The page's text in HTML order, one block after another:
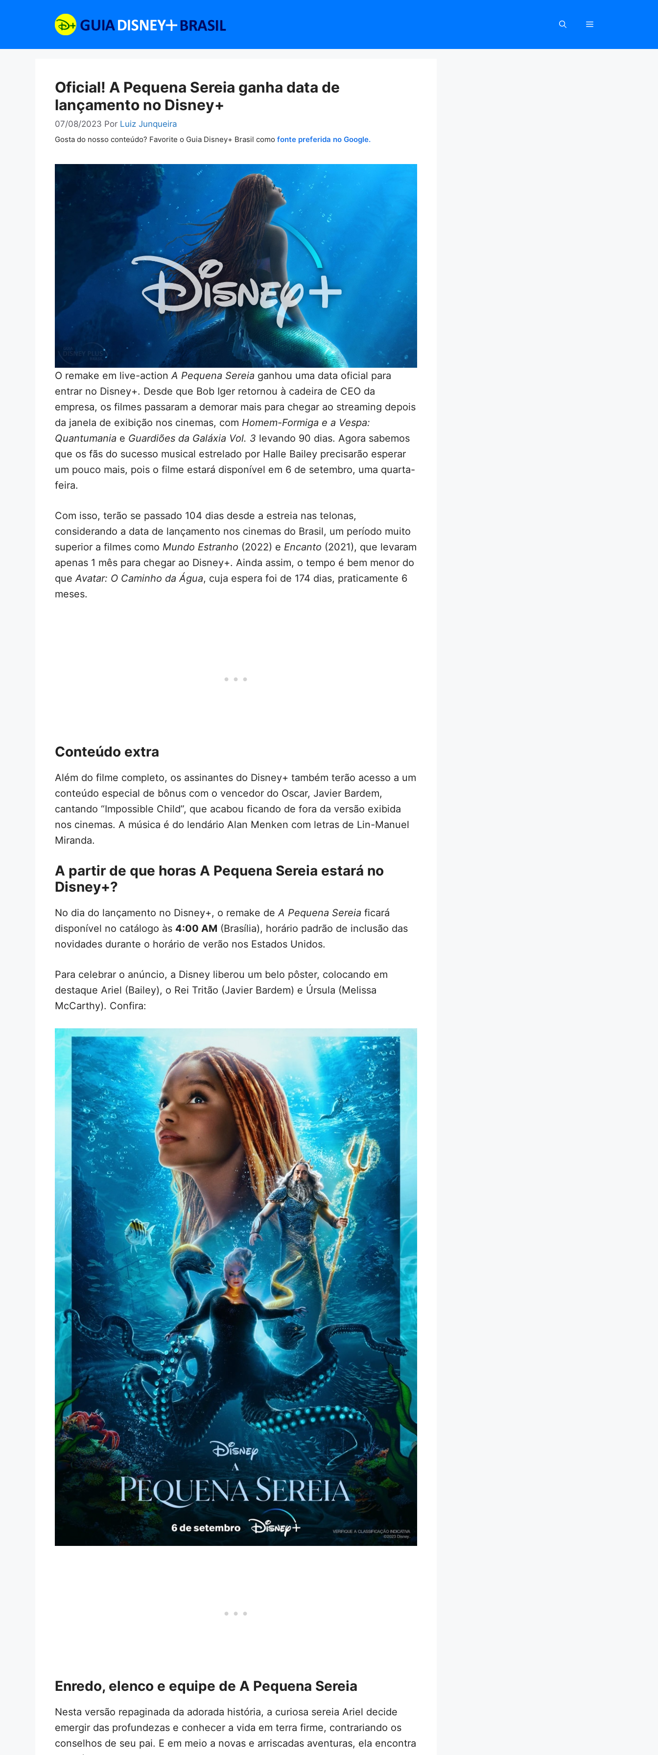
Oficial! A Pequena Sereia ganha data de
lançamento no Disney+
07/08/2023 Por Luiz Junqueira
Gosta do nosso conteúdo? Favorite o Guia Disney+ Brasil como fonte preferida no Google.
O remake em live-action A Pequena Sereia ganhou uma data oficial para
entrar no Disney+. Desde que Bob Iger retornou à cadeira de CEO da
empresa, os filmes passaram a demorar mais para chegar ao streaming depois
da janela de exibição nos cinemas, com Homem-Formiga e a Vespa:
Quantumania e Guardiões da Galáxia Vol. 3 levando 90 dias. Agora sabemos
que os fãs do sucesso musical estrelado por Halle Bailey precisarão esperar
um pouco mais, pois o filme estará disponível em 6 de setembro, uma quarta-
feira.
Com isso, terão se passado 104 dias desde a estreia nas telonas,
considerando a data de lançamento nos cinemas do Brasil, um período muito
superior a filmes como Mundo Estranho (2022) e Encanto (2021), que levaram
apenas 1 mês para chegar ao Disney+. Ainda assim, o tempo é bem menor do
que Avatar: O Caminho da Água, cuja espera foi de 174 dias, praticamente 6
meses.
Conteúdo extra
Além do filme completo, os assinantes do Disney+ também terão acesso a um
conteúdo especial de bônus com o vencedor do Oscar, Javier Bardem,
cantando “Impossible Child”, que acabou ficando de fora da versão exibida
nos cinemas. A música é do lendário Alan Menken com letras de Lin-Manuel
Miranda.
A partir de que horas A Pequena Sereia estará no
Disney+?
No dia do lançamento no Disney+, o remake de A Pequena Sereia ficará
disponível no catálogo às 4:00 AM (Brasília), horário padrão de inclusão das
novidades durante o horário de verão nos Estados Unidos.
Para celebrar o anúncio, a Disney liberou um belo pôster, colocando em
destaque Ariel (Bailey), o Rei Tritão (Javier Bardem) e Úrsula (Melissa
McCarthy). Confira:
Enredo, elenco e equipe de A Pequena Sereia
Nesta versão repaginada da adorada história, a curiosa sereia Ariel decide
emergir das profundezas e conhecer a vida em terra firme, contrariando os
conselhos de seu pai. E em meio a novas e arriscadas aventuras, ela encontra